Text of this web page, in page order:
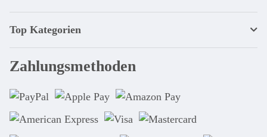
Top Kategorien
Zahlungsmethoden